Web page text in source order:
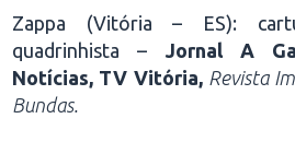
Zappa (Vitória – ES):
quadrinhista – Jornal A
Notícias, TV Vitória, Revista
Bundas.